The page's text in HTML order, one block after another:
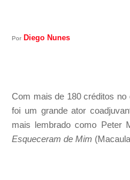
Por Diego Nunes
Com mais de 180 créditos
foi um grande ator
mais lembrado como Peter
Esqueceram de Mim